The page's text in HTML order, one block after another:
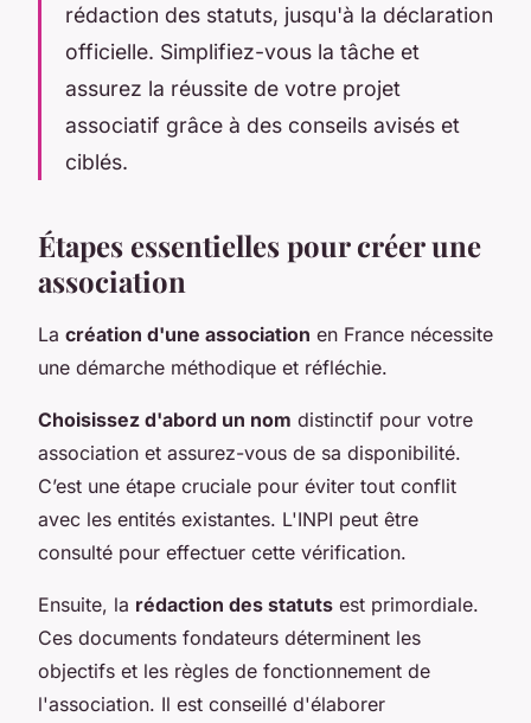
rédaction des statuts, jusqu'à la déclaration
officielle. Simplifiez-vous la tâche et
assurez la réussite de votre projet
associatif grâce à des conseils avisés et
ciblés.
Étapes essentielles pour créer une
association
La création d'une association en France nécessite
une démarche méthodique et réfléchie.
Choisissez d'abord un nom distinctif pour votre
association et assurez-vous de sa disponibilité.
C’est une étape cruciale pour éviter tout conflit
avec les entités existantes. L'INPI peut être
consulté pour effectuer cette vérification.
Ensuite, la rédaction des statuts est primordiale.
Ces documents fondateurs déterminent les
objectifs et les règles de fonctionnement de
l'association. Il est conseillé d'élaborer